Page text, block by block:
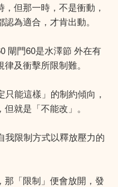
但那一時，不是衝動，
為適合，才肯出動。
閘門60是水澤節 外在有
及衝擊所限制難。
能這樣」的制約傾向，
就是「不能改」。
我限制方式以釋放壓力的
那「限制」便會放開，發